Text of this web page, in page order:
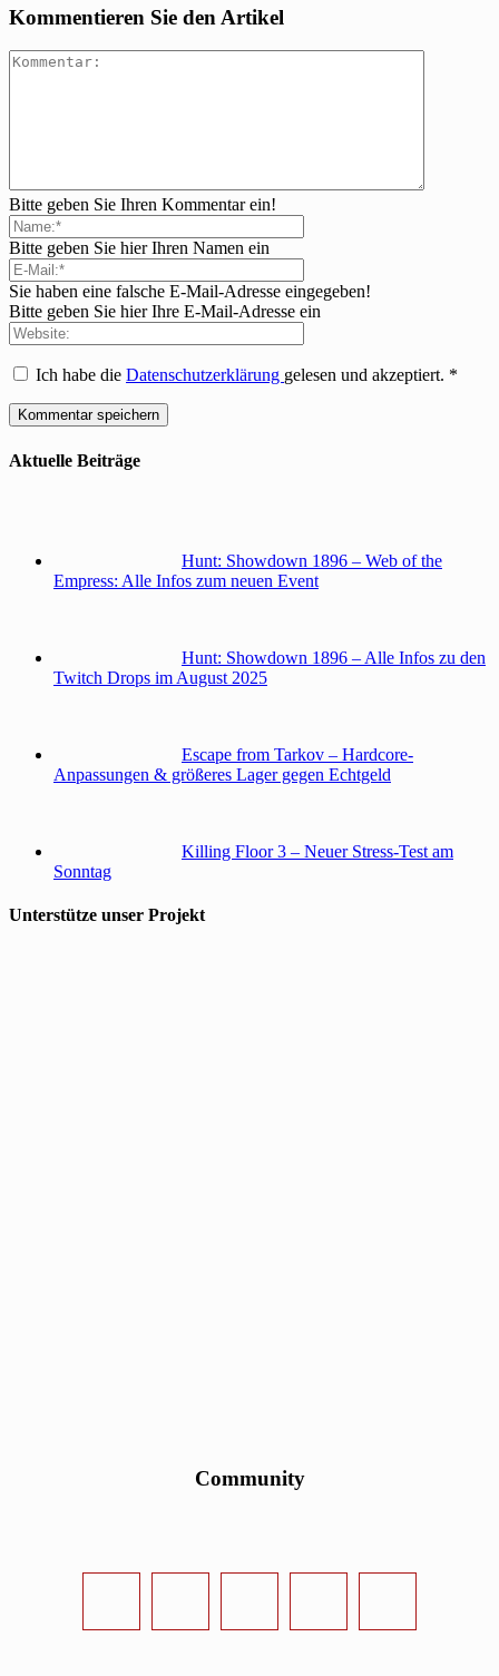
Kommentieren Sie den Artikel
Bitte geben Sie Ihren Kommentar ein!
Bitte geben Sie hier Ihren Namen ein
Sie haben eine falsche E-Mail-Adresse eingegeben!
Bitte geben Sie hier Ihre E-Mail-Adresse ein
Ich habe die Datenschutzerklärung gelesen und akzeptiert. *
Aktuelle Beiträge
Hunt: Showdown 1896 – Web of the
Empress: Alle Infos zum neuen Event
Hunt: Showdown 1896 – Alle Infos zu den
Twitch Drops im August 2025
Escape from Tarkov – Hardcore-
Anpassungen & größeres Lager gegen Echtgeld
Killing Floor 3 – Neuer Stress-Test am
Sonntag
Unterstütze unser Projekt
Community